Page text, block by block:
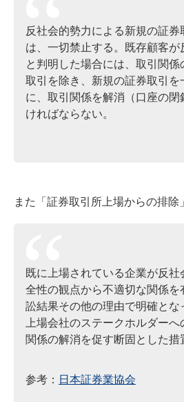
反社会的勢力による新規の証券
は、一切禁止する。既存顧客
と判明した場合には、取引関係
取引を除き、新規の証券取引を
に、取引関係を解消（口座の
ければならない。
また「証券取引所上場からの排除
既に上場されている企業が反
全性の観点から不適切な関係
訟結果その他の理由で明確と
上場会社のステークホルダー
関係の解消を促す断固とした措
参考： 日本証券業協会